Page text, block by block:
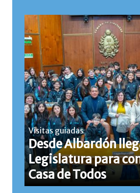
Visitas guiadas
Desde Albardón
Legislatura para
Casa de Todos